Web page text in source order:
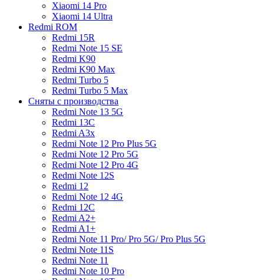
Xiaomi 14 Pro
Xiaomi 14 Ultra
Redmi ROM
Redmi 15R
Redmi Note 15 SE
Redmi K90
Redmi K90 Max
Redmi Turbo 5
Redmi Turbo 5 Max
Сняты с производства
Redmi Note 13 5G
Redmi 13C
Redmi A3x
Redmi Note 12 Pro Plus 5G
Redmi Note 12 Pro 5G
Redmi Note 12 Pro 4G
Redmi Note 12S
Redmi 12
Redmi Note 12 4G
Redmi 12C
Redmi A2+
Redmi A1+
Redmi Note 11 Pro/ Pro 5G/ Pro Plus 5G
Redmi Note 11S
Redmi Note 11
Redmi Note 10 Pro